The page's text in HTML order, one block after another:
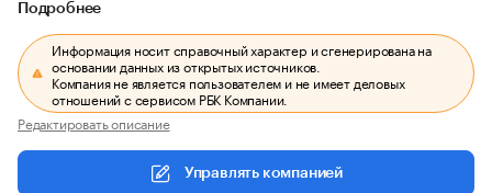
Подробнее
Информация носит справочный характер и сгенерирована на
основании данных из открытых источников.
Компания не является пользователем и не имеет деловых
отношений с сервисом РБК Компании.
Редактировать описание
Управлять компанией